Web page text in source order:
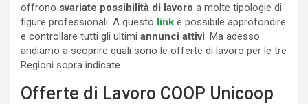
offrono svariate possibilità di lavoro a molte tipologie di
figure professionali. A questo link è possibile approfondire
e controllare tutti gli ultimi annunci attivi . Ma adesso
andiamo a scoprire quali sono le offerte di lavoro per le tre
Regioni sopra indicate.
Offerte di Lavoro COOP Unicoop